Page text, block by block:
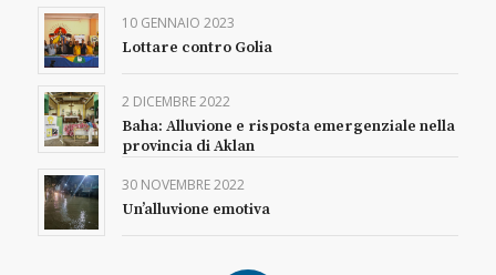
10 GENNAIO 2023
Lottare contro Golia
2 DICEMBRE 2022
Baha: Alluvione e risposta emergenziale nella
provincia di Aklan
30 NOVEMBRE 2022
Un’alluvione emotiva